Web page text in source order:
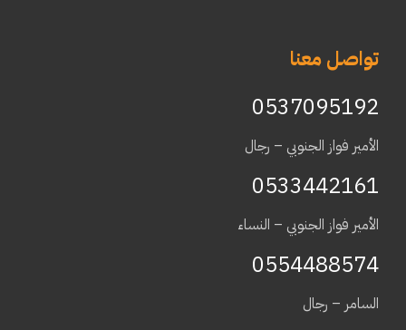
تواصل معنا
0537095192
الأمير فواز الجنوبي – رجال
0533442161
الأمير فواز الجنوبي – النساء
0554488574
السامر – رجال